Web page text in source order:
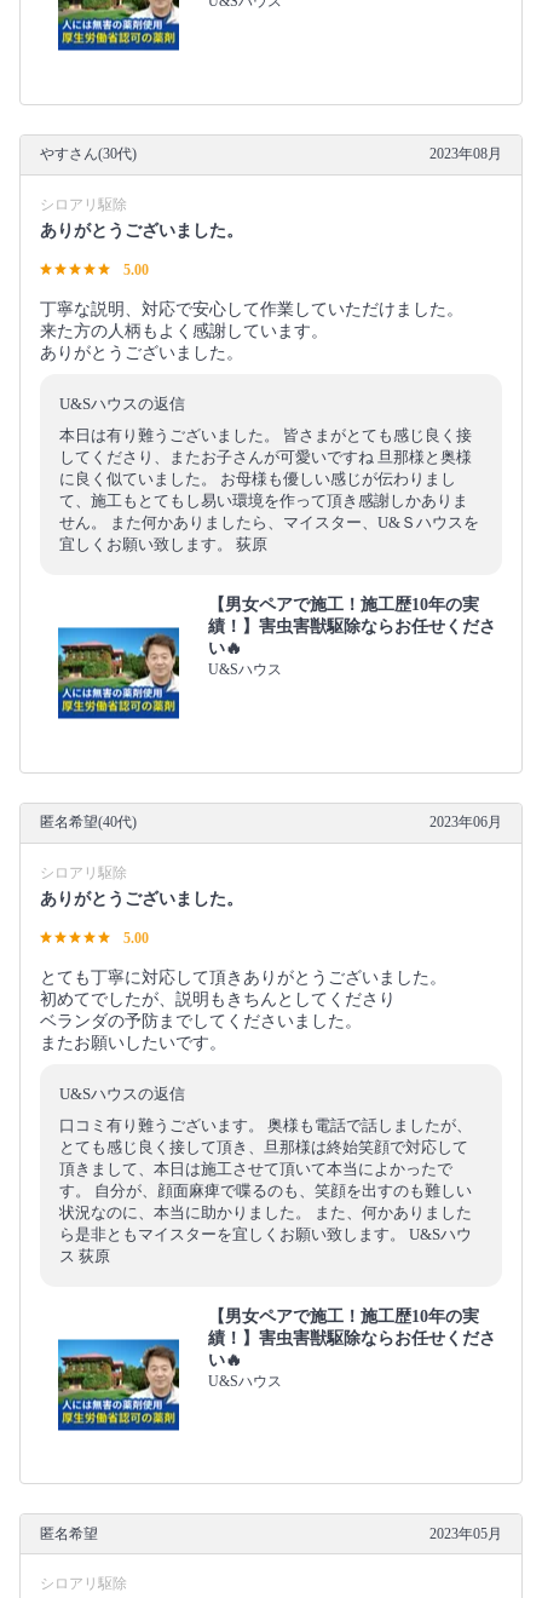
やすさん(30代) 2023年08月
シロアリ駆除
ありがとうございました。
5.00
丁寧な説明、対応で安心して作業していただけました。
来た方の人柄もよく感謝しています。
ありがとうございました。
U&Sハウスの返信
本日は有り難うございました。 皆さまがとても感じ良く接
してくださり、またお子さんが可愛いですね 旦那様と奥様
に良く似ていました。 お母様も優しい感じが伝わりまし
て、施工もとてもし易い環境を作って頂き感謝しかありま
せん。 また何かありましたら、マイスター、U&Ｓハウスを
宜しくお願い致します。 荻原
【男女ペアで施工！施工歴10年の実
績！】害虫害獣駆除ならお任せくださ
い🔥
U&Sハウス
匿名希望(40代) 2023年06月
シロアリ駆除
ありがとうございました。
5.00
とても丁寧に対応して頂きありがとうございました。
初めてでしたが、説明もきちんとしてくださり
ベランダの予防までしてくださいました。
またお願いしたいです。
U&Sハウスの返信
口コミ有り難うございます。 奥様も電話で話しましたが、
とても感じ良く接して頂き、旦那様は終始笑顔で対応して
頂きまして、本日は施工させて頂いて本当によかったで
す。 自分が、顔面麻痺で喋るのも、笑顔を出すのも難しい
状況なのに、本当に助かりました。 また、何かありました
ら是非ともマイスターを宜しくお願い致します。 U&Sハウ
ス 荻原
【男女ペアで施工！施工歴10年の実
績！】害虫害獣駆除ならお任せくださ
い🔥
U&Sハウス
匿名希望 2023年05月
シロアリ駆除